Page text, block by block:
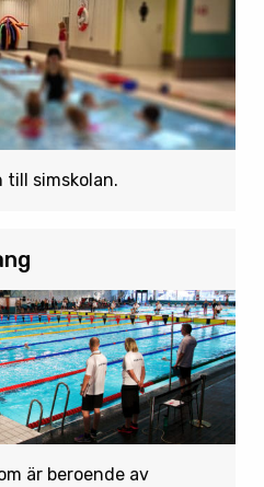
till simskolan.
är beroende av